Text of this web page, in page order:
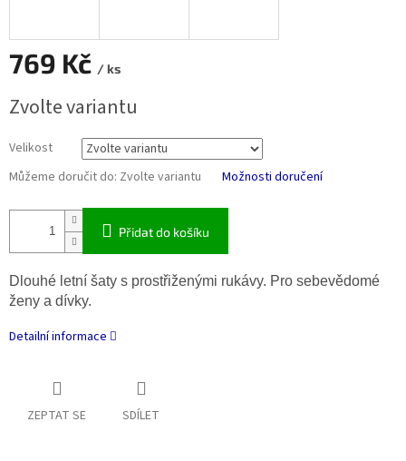
769 Kč / ks
cena:
Zvolte variantu
Velikost
Můžeme doručit do: Zvolte variantu Možnosti doručení
Přidat do košíku
Dlouhé letní šaty s prostřiženými rukávy. Pro sebevědomé
ženy a dívky.
Detailní informace
ZEPTAT SE SDÍLET